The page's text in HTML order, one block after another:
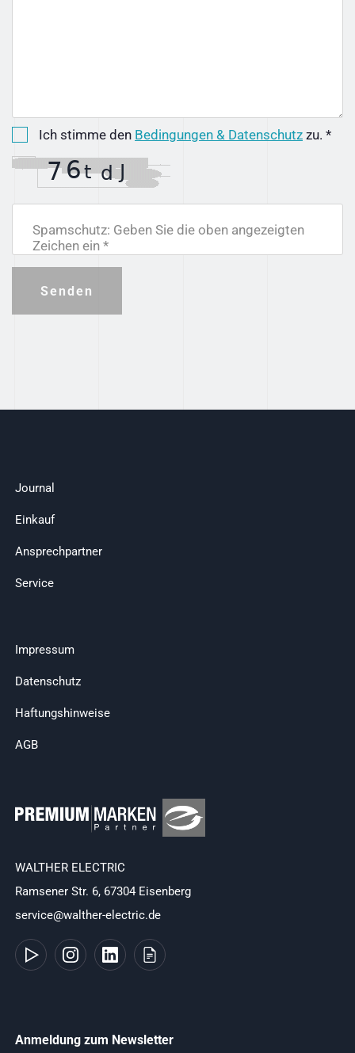
Ich stimme den Bedingungen & Datenschutz zu. *
Spamschutz: Geben Sie die oben angezeigten
Zeichen ein *
Senden
Journal
Einkauf
Ansprechpartner
Service
Impressum
Datenschutz
Haftungshinweise
AGB
WALTHER ELECTRIC
Ramsener Str. 6, 67304 Eisenberg
service@walther-electric.de
Anmeldung zum Newsletter